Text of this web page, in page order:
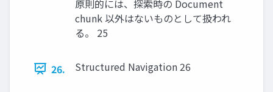
原則的には、探索時の Document
chunk 以外はないものとして扱われ
る。 25
26. Structured Navigation 26